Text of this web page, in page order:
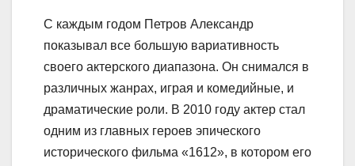
С каждым годом Петров Александр
показывал все большую вариативность
своего актерского диапазона. Он снимался в
различных жанрах, играя и комедийные, и
драматические роли. В 2010 году актер стал
одним из главных героев эпического
исторического фильма «1612», в котором его